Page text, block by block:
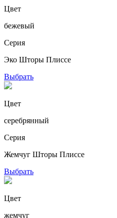
Цвет
бежевый
Серия
Эко Шторы Плиссе
Выбрать
Цвет
серебрянный
Серия
Жемчуг Шторы Плиссе
Выбрать
Цвет
жемчуг